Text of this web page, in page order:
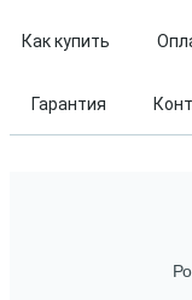
Как купить
Гарантия